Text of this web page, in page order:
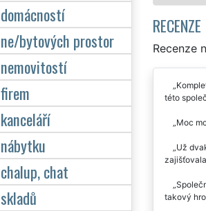
RECENZE
Recenze
této
Moc
Už
takový
bytových prostor
chat